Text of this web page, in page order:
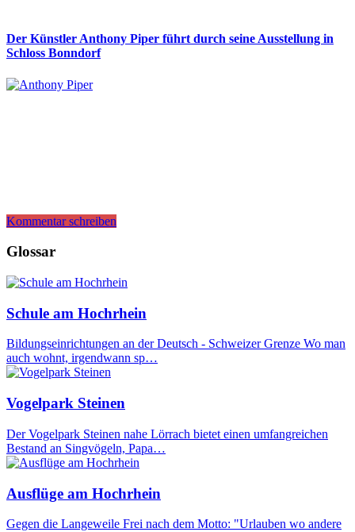
Der Künstler Anthony Piper führt durch seine Ausstellung in
Schloss Bonndorf
Kommentar schreiben
Glossar
Schule am Hochrhein
Bildungseinrichtungen an der Deutsch - Schweizer Grenze Wo man
auch wohnt, irgendwann sp…
Vogelpark Steinen
Der Vogelpark Steinen nahe Lörrach bietet einen umfangreichen
Bestand an Singvögeln, Papa…
Ausflüge am Hochrhein
Gegen die Langeweile Frei nach dem Motto: "Urlauben wo andere